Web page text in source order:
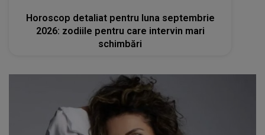
Horoscop detaliat pentru luna septembrie
2026: zodiile pentru care intervin mari
schimbări